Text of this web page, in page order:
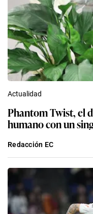
Actualidad
Phantom Twist, el
humano con un
Redacción EC